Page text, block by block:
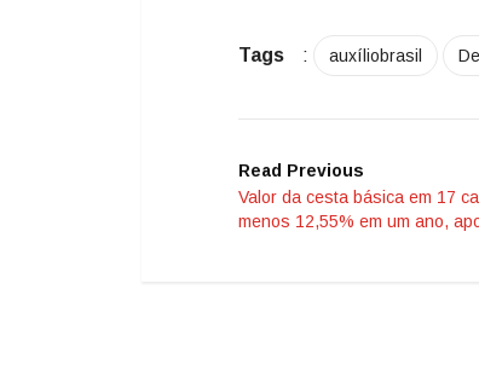
Tags : auxíliobrasil
Read Previous
Valor da cesta básica em 17
menos 12,55% em um ano,